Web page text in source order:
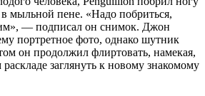
мыльной пене. «Надо побриться,
— подписал он снимок. Джон
портретное фото, однако шутник
он продолжил флиртовать, намекая,
заглянуть к новому знакомому